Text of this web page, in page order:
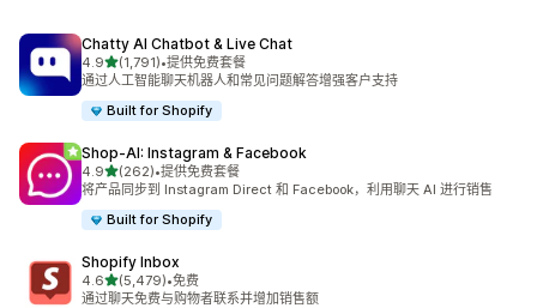
Chatty AI Chatbot & Live Chat
4.9星（满分 5 星）
(1,791)
总共 1791 条评论
•提供免费套餐
通过人工智能聊天机器人和常见问题解答增强客户支持
Built for Shopify
Shop‑AI: Instagram & Facebook
4.9星（满分 5 星）
(262)
总共 262 条评论
•提供免费套餐
将产品同步到 Instagram Direct 和 Facebook，利用聊天 AI 进行销售
Built for Shopify
Shopify Inbox
4.6星（满分 5 星）
(5,479)
总共 5479 条评论
•免费
通过聊天免费与购物者联系并增加销售额